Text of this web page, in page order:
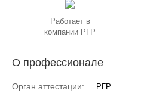
Работает в
компании РГР
О профессионале
Орган аттестации: РГР